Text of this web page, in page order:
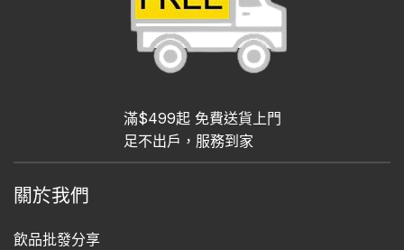
滿$499起 免費送貨上門
足不出戶，服務到家
關於我們
飲品批發分享